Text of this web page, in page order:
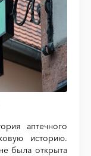
аптечного
историю.
была открыта